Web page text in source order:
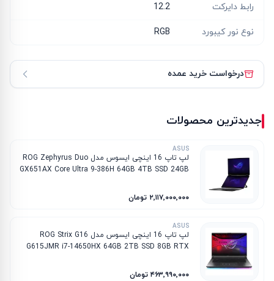
رابط دایرکت 12.2
نوع نور کیبورد RGB
درخواست خرید عمده
جدیدترین محصولات
ASUS
لپ تاپ 16 اینچی ایسوس مدل ROG Zephyrus Duo
GX651AX Core Ultra 9-386H 64GB 4TB SSD 24GB
۲٬۱۱۷٬۰۰۰٬۰۰۰ تومان
ASUS
لپ تاپ 16 اینچی ایسوس مدل ROG Strix G16
G615JMR i7-14650HX 64GB 2TB SSD 8GB RTX
۴۶۳٬۹۹۰٬۰۰۰ تومان